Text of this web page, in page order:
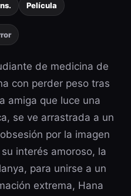
Película
de medicina de
con perder peso tras
amiga que luce una
se ve arrastrada a un
por la imagen
interés amoroso, la
para unirse a un
extrema, Hana